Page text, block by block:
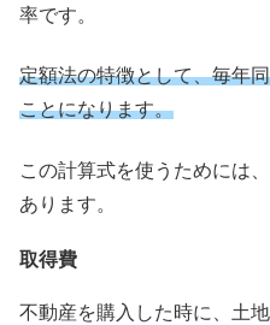
率です。
定額法の特徴として、毎年
ことになります。
この計算式を使うためには
あります。
取得費
不動産を購入した時に、土